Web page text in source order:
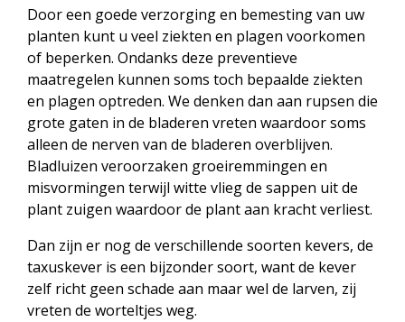
Door een goede verzorging en bemesting van uw
planten kunt u veel ziekten en plagen voorkomen
of beperken. Ondanks deze preventieve
maatregelen kunnen soms toch bepaalde ziekten
en plagen optreden. We denken dan aan rupsen die
grote gaten in de bladeren vreten waardoor soms
alleen de nerven van de bladeren overblijven.
Bladluizen veroorzaken groeiremmingen en
misvormingen terwijl witte vlieg de sappen uit de
plant zuigen waardoor de plant aan kracht verliest.
Dan zijn er nog de verschillende soorten kevers, de
taxuskever is een bijzonder soort, want de kever
zelf richt geen schade aan maar wel de larven, zij
vreten de worteltjes weg.